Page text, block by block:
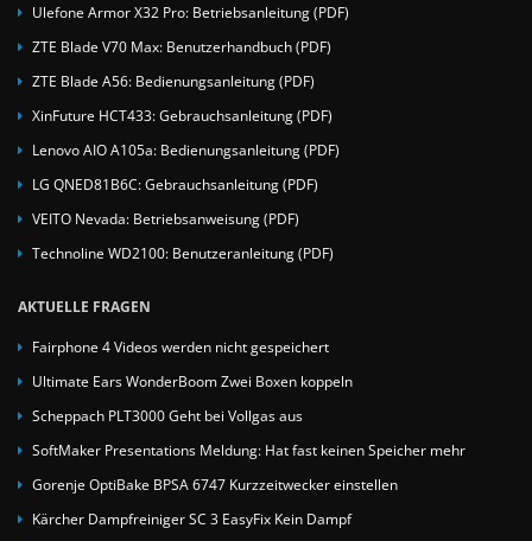
Ulefone Armor X32 Pro: Betriebsanleitung (PDF)
ZTE Blade V70 Max: Benutzerhandbuch (PDF)
ZTE Blade A56: Bedienungsanleitung (PDF)
XinFuture HCT433: Gebrauchsanleitung (PDF)
Lenovo AIO A105a: Bedienungsanleitung (PDF)
LG QNED81B6C: Gebrauchsanleitung (PDF)
VEITO Nevada: Betriebsanweisung (PDF)
Technoline WD2100: Benutzeranleitung (PDF)
AKTUELLE FRAGEN
Fairphone 4 Videos werden nicht gespeichert
Ultimate Ears WonderBoom Zwei Boxen koppeln
Scheppach PLT3000 Geht bei Vollgas aus
SoftMaker Presentations Meldung: Hat fast keinen Speicher mehr
Gorenje OptiBake BPSA 6747 Kurzzeitwecker einstellen
Kärcher Dampfreiniger SC 3 EasyFix Kein Dampf